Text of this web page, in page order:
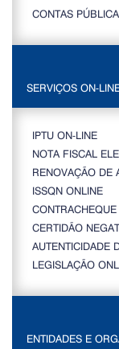
CONTAS
SERVIÇOS ON-
IPTU ON-LINE
NOTA FISCAL
RENOVAÇÃO DE
ISSQN ONLINE
CERTIDÃO
AUTENTICIDADE
LEGISLAÇÃO
ENTIDADES E